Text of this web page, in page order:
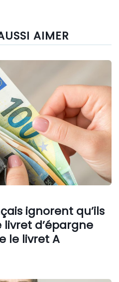
AIMER
ignorent qu’ils
d’épargne
le livret A